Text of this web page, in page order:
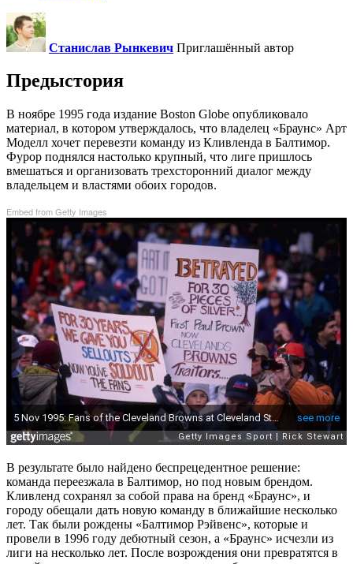
Станислав Рынкевич Приглашённый автор
Предыстория
В ноябре 1995 года издание Boston Globe опубликовало
материал, в котором утверждалось, что владелец «Браунс» Арт
Моделл хочет перевезти команду из Кливленда в Балтимор.
Фурор поднялся настолько крупный, что лиге пришлось
вмешаться и организовать трехсторонний диалог между
владельцем и властями обоих городов.
Embed from Getty Images
В результате было найдено беспрецедентное решение:
команда переезжала в Балтимор, но под новым брендом.
Кливленд сохранял за собой права на бренд «Браунс», и
городу обещали дать новую команду в ближайшие несколько
лет. Так были рождены «Балтимор Рэйвенс», которые и
провели в 1996 году дебютный сезон, а «Браунс» исчезли из
лиги на несколько лет. После возрождения они превратятся в